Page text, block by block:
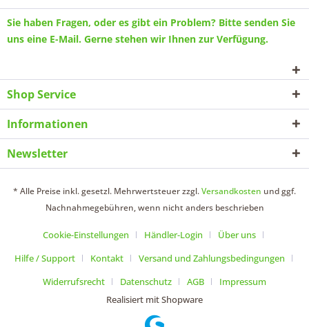
Sie haben Fragen, oder es gibt ein Problem? Bitte senden Sie
uns eine E-Mail. Gerne stehen wir Ihnen zur Verfügung.
Shop Service
Informationen
Newsletter
* Alle Preise inkl. gesetzl. Mehrwertsteuer zzgl.Versandkosten und ggf.
Nachnahmegebühren, wenn nicht anders beschrieben
Cookie-Einstellungen Händler-Login
Über uns
Hilfe / Support
Kontakt
Versand und Zahlungsbedingungen
Widerrufsrecht
Datenschutz AGB
Impressum
Realisiert mit Shopware